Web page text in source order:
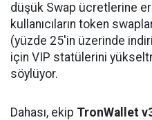
düşük Swap ücretlerine
kullanıcıların token
(yüzde 25'in üzerinde
için VIP statülerini
söylüyor.
Dahası, ekip TronWallet